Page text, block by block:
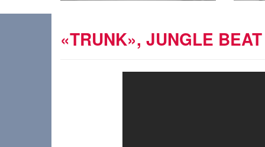
«TRUNK», JUNGLE BEAT